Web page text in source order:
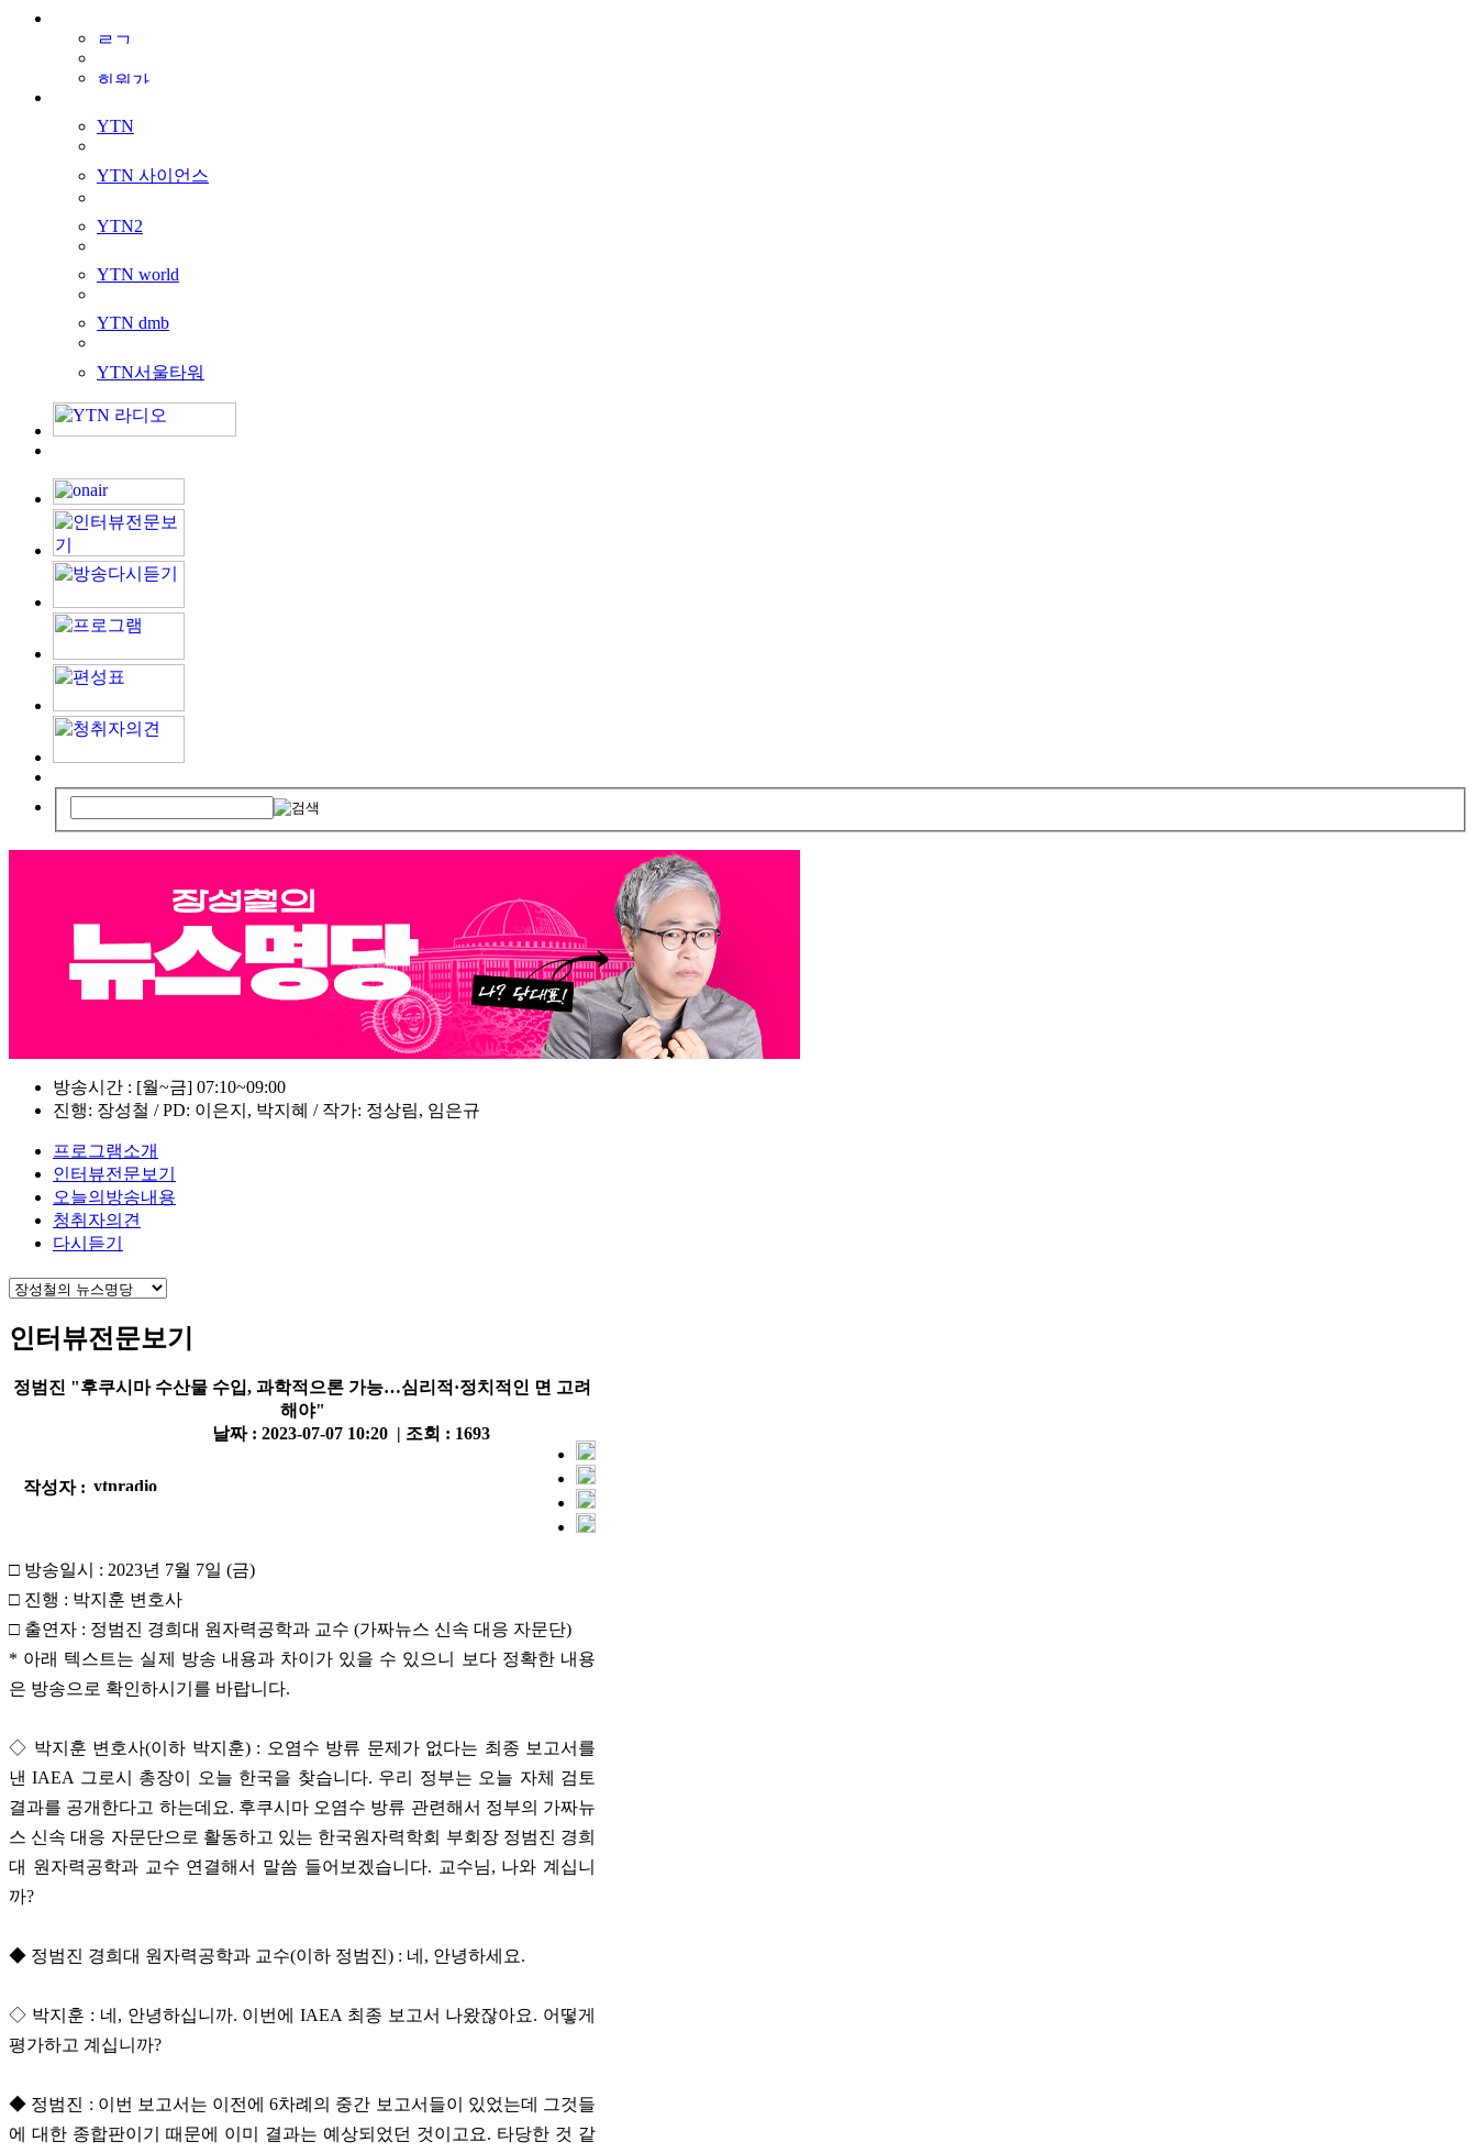
YTN
YTN 사이언스
YTN2
YTN world
YTN dmb
YTN서울타워
방송시간 : [월~금] 07:10~09:00
진행: 장성철 / PD: 이은지, 박지혜 / 작가: 정상림, 임은규
프로그램소개
인터뷰전문보기
오늘의방송내용
청취자의견
다시듣기
인터뷰전문보기
정범진 "후쿠시마 수산물 수입, 과학적으론 가능…심리적·정치적인 면 고려
해야"
작성자 :
날짜 : 2023-07-07 10:20 | 조회 : 1693
□ 방송일시 : 2023년 7월 7일 (금)
□ 진행 : 박지훈 변호사
□ 출연자 : 정범진 경희대 원자력공학과 교수 (가짜뉴스 신속 대응 자문단)
* 아래 텍스트는 실제 방송 내용과 차이가 있을 수 있으니 보다 정확한 내용
은 방송으로 확인하시기를 바랍니다.
◇ 박지훈 변호사(이하 박지훈) : 오염수 방류 문제가 없다는 최종 보고서를
낸 IAEA 그로시 총장이 오늘 한국을 찾습니다. 우리 정부는 오늘 자체 검토
결과를 공개한다고 하는데요. 후쿠시마 오염수 방류 관련해서 정부의 가짜뉴
스 신속 대응 자문단으로 활동하고 있는 한국원자력학회 부회장 정범진 경희
대 원자력공학과 교수 연결해서 말씀 들어보겠습니다. 교수님, 나와 계십니
까?
◆ 정범진 경희대 원자력공학과 교수(이하 정범진) : 네, 안녕하세요.
◇ 박지훈 : 네, 안녕하십니까. 이번에 IAEA 최종 보고서 나왔잖아요. 어떻게
평가하고 계십니까?
◆ 정범진 : 이번 보고서는 이전에 6차례의 중간 보고서들이 있었는데 그것들
에 대한 종합판이기 때문에 이미 결과는 예상되었던 것이고요. 타당한 것 같